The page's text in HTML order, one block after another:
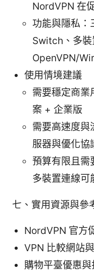
NordVPN 在
功能與隱私：
Switch、多裝
OpenVPN/
使用情境建議
需要穩定商業
案 + 企業版
需要高速度與
服器與優化協
預算有限且需
多裝置連線可
七、實用資源與參
NordVPN 官方
VPN 比較網站
購物平臺優惠